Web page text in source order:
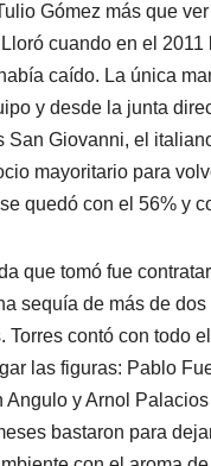
Gómez más que
cuando en el
caído. La única
y desde la junta
San Giovanni, el
mayoritario para
quedó con el 56% y
que tomó fue
sequía de más de
Torres contó con todo
las figuras: Pablo
Angulo y Arnol
bastaron para